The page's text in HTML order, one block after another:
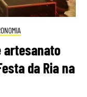
artesanato
da Ria na